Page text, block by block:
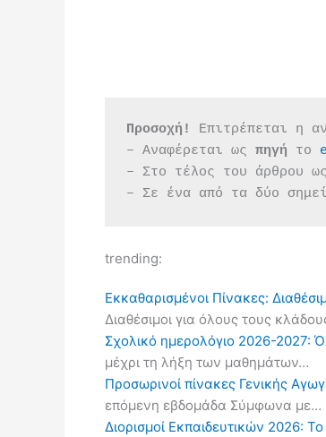
Προσοχή!
Επιτρέπεται η
– Αναφέρεται ως πηγή το
– Στο τέλος του άρθρου
– Σε ένα από τα δύο
trending:
Εκκαθαρισμένοι Πίνακες:
Διαθέσιμοι για όλους τους
Σχολικό ημερολόγιο 2026-2027:
μέχρι τη λήξη των μαθημάτων…
Προσωρινοί πίνακες Γενικής
επόμενη εβδομάδα Σύμφωνα με…
Διορισμοί Εκπαιδευτικών 2026: